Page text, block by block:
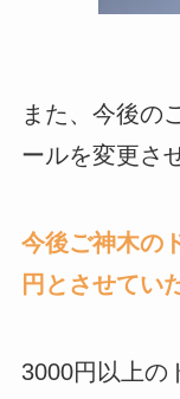
また、今後の
ールを変更さ
今後ご神木の
円とさせてい
3000円以上の